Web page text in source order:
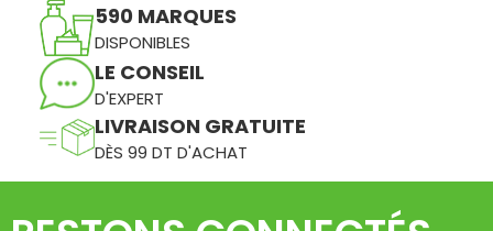
590 MARQUES
DISPONIBLES
LE CONSEIL
D'EXPERT
LIVRAISON GRATUITE
DÈS 99 DT D'ACHAT